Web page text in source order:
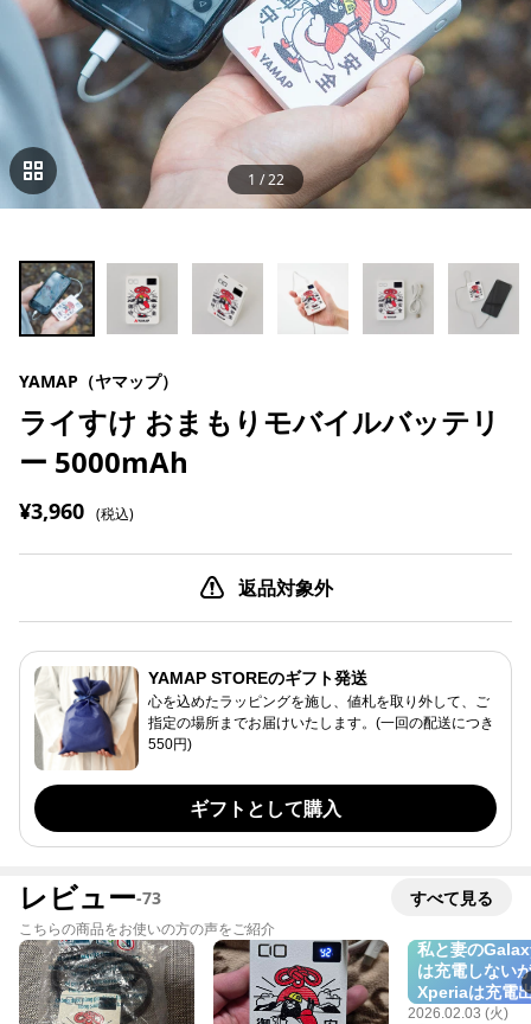
1 /22
YAMAP（ヤマップ）
ライすけ おまもりモバイルバッテリ
ー 5000mAh
¥3,960 (税込)
返品対象外
YAMAP STOREのギフト発送
心を込めたラッピングを施し、値札を取り外して、ご
指定の場所までお届けいたします。(一回の配送につき
550円)
ギフトとして購入
レビュー-73 すべて見る
こちらの商品をお使いの方の声をご紹介
私と妻の
は充電しない
Xperiaは充電
のは何故？
2026.02.03 (火)